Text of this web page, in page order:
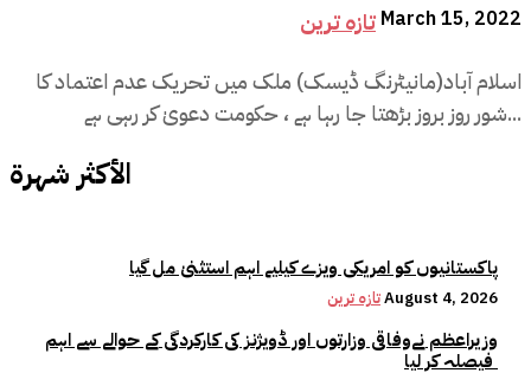
تازہ ترین March 15, 2022
اسلام آباد(مانیٹرنگ ڈیسک) ملک میں تحریک عدم اعتماد کا
شور روز بروز بڑھتا جا رہا ہے ، حکومت دعویٰ کر رہی ہے...
الأكثر شهرة
پاکستانیوں کو امریکی ویزے کیلیے اہم استثنیٰ مل گیا
تازہ ترینAugust 4, 2026
وزیراعظم نےوفاقی وزارتوں اور ڈویژنز کی کارکردگی کے حوالے سے اہم